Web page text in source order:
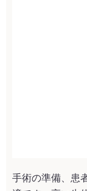
手術の準備、患